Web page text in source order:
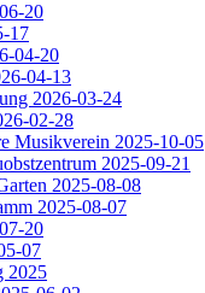
20
17
04-20
04-13
2026-03-24
02-28
Musikverein 2025-10-05
2025-09-21
2025-08-08
2025-08-07
20
07
2025